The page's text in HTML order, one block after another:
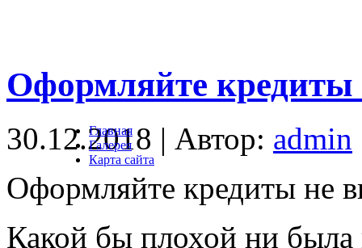
Главная
Галерея
Карта сайта
Оформляйте кредиты
30.12.2018 | Автор: admin
Оформляйте кредиты не
Какой бы плохой ни была